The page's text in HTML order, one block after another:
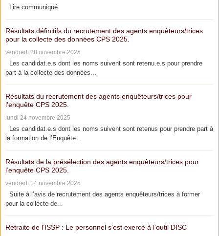
Lire communiqué
Résultats définitifs du recrutement des agents enquêteurs/trices
pour la collecte des données CPS 2025.
vendredi 28 novembre 2025
Les candidat.e.s dont les noms suivent sont retenu.e.s pour prendre
part à la collecte des données...
Résultats du recrutement des agents enquêteurs/trices pour
l’enquête CPS 2025.
lundi 24 novembre 2025
Les candidat.e.s dont les noms suivent sont retenus pour prendre part à
la formation de l’Enquête...
Résultats de la présélection des agents enquêteurs/trices pour
l’enquête CPS 2025.
vendredi 14 novembre 2025
Suite à l’avis de recrutement des agents enquêteurs/trices à former
pour la collecte de...
Retraite de l’ISSP : Le personnel s’est exercé à l’outil DISC